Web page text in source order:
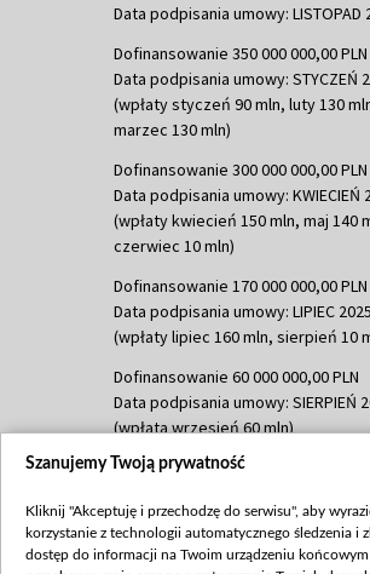
Data podpisania umowy: LISTOPAD
Dofinansowanie 350 000 000,00 PLN
Data podpisania umowy: STYCZEŃ
(wpłaty styczeń 90 mln, luty 130
marzec 130 mln)
Dofinansowanie 300 000 000,00 PLN
Data podpisania umowy: KWIECIEŃ
(wpłaty kwiecień 150 mln, maj 140
czerwiec 10 mln)
Dofinansowanie 170 000 000,00 PLN
Data podpisania umowy: LIPIEC 2025
(wpłaty lipiec 160 mln, sierpień 10
Dofinansowanie 60 000 000,00 PLN
Data podpisania umowy: SIERPIEŃ
(wpłata wrzesień 60 mln)
Dofinansowanie 635 783 051,21 PLN
(wpłata wrzesień 100 mln,
mln, listopad 265 mln)
Szanujemy Twoją prywatność
Kliknij "Akceptuję i przechodzę do serwisu", aby
korzystanie z technologii automatycznego śledzenia i
dostęp do informacji na Twoim urządzeniu